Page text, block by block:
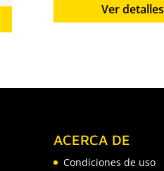
Ver detalles
ACERCA DE
Condiciones de uso